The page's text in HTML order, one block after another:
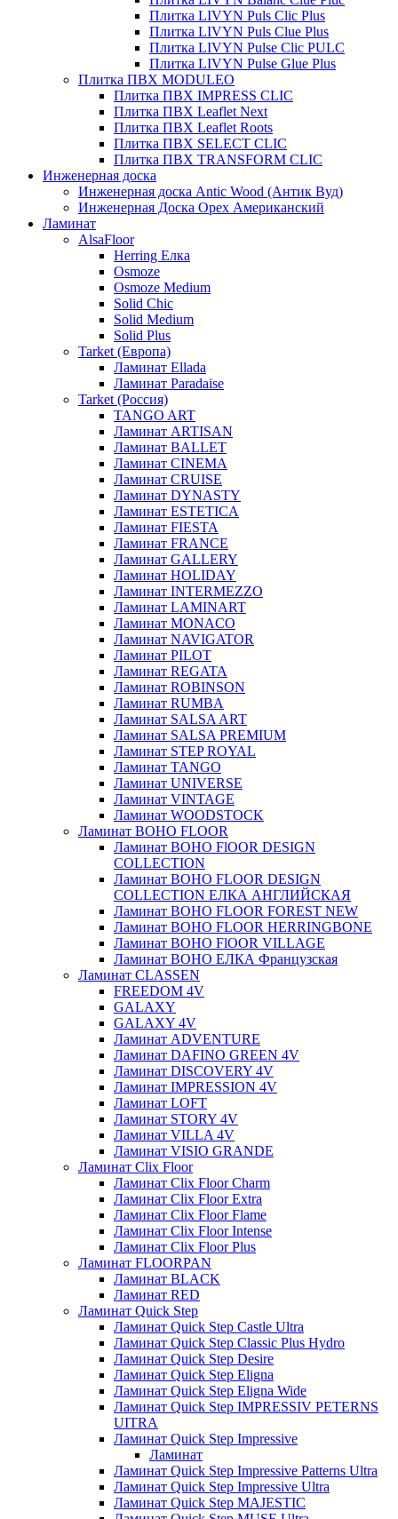
Плитка LIVYN Puls Clic Plus
Плитка LIVYN Puls Clue Plus
Плитка LIVYN Pulse Clic PULC
Плитка LIVYN Pulse Glue Plus
Плитка ПВХ MODULEO
Плитка ПВХ IMPRESS CLIC
Плитка ПВХ Leaflet Next
Плитка ПВХ Leaflet Roots
Плитка ПВХ SELECT CLIC
Плитка ПВХ TRANSFORM CLIC
Инженерная доска
Инженерная доска Antic Wood (Антик Вуд)
Инженерная Доска Орех Американский
Ламинат
AlsaFloor
Herring Елка
Osmoze
Osmoze Medium
Solid Chic
Solid Medium
Solid Plus
Tarket (Европа)
Ламинат Ellada
Ламинат Paradaise
Tarket (Россия)
TANGO ART
Ламинат ARTISAN
Ламинат BALLET
Ламинат CINEMA
Ламинат CRUISE
Ламинат DYNASTY
Ламинат ESTETICA
Ламинат FIESTA
Ламинат FRANCE
Ламинат GALLERY
Ламинат HOLIDAY
Ламинат INTERMEZZO
Ламинат LAMINART
Ламинат MONACO
Ламинат NAVIGATOR
Ламинат PILOT
Ламинат REGATA
Ламинат ROBINSON
Ламинат RUMBA
Ламинат SALSA ART
Ламинат SALSA PREMIUM
Ламинат STEP ROYAL
Ламинат TANGO
Ламинат UNIVERSE
Ламинат VINTAGE
Ламинат WOODSTOCK
Ламинат BOHO FLOOR
Ламинат BOHO FlOOR DESIGN
COLLECTION
Ламинат BOHO FLOOR DESIGN
COLLECTION ЕЛКА АНГЛИЙСКАЯ
Ламинат BOHO FLOOR FOREST NEW
Ламинат BOHO FLOOR HERRINGBONE
Ламинат BOHO FlOOR VILLAGE
Ламинат BOHO ЕЛКА Французская
Ламинат CLASSEN
FREEDOM 4V
GALAXY
GALAXY 4V
Ламинат ADVENTURE
Ламинат DAFINO GREEN 4V
Ламинат DISCOVERY 4V
Ламинат IMPRESSION 4V
Ламинат LOFT
Ламинат STORY 4V
Ламинат VILLA 4V
Ламинат VISIO GRANDE
Ламинат Clix Floor
Ламинат Clix Floor Charm
Ламинат Clix Floor Extra
Ламинат Clix Floor Flame
Ламинат Clix Floor Intense
Ламинат Clix Floor Plus
Ламинат FLOORPAN
Ламинат BLACK
Ламинат RED
Ламинат Quick Step
Ламинат Quick Step Castle Ultra
Ламинат Quick Step Classic Plus Hydro
Ламинат Quick Step Desire
Ламинат Quick Step Eligna
Ламинат Quick Step Eligna Wide
Ламинат Quick Step IMPRESSIV PETERNS
UITRA
Ламинат Quick Step Impressive
Ламинат
Ламинат Quick Step Impressive Patterns Ultra
Ламинат Quick Step Impressive Ultra
Ламинат Quick Step MAJESTIC